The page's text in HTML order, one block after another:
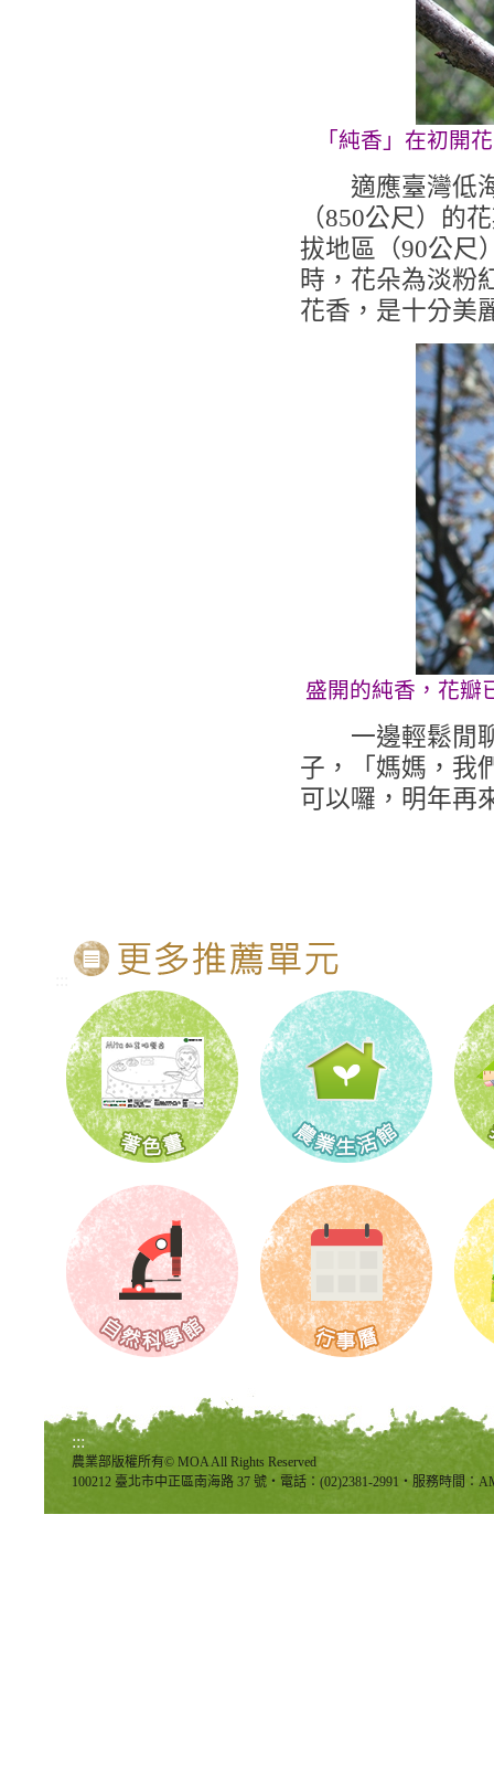
「純香」在初開
適應臺灣低海
（850公尺）的
拔地區（90公尺
時，花朵為淡粉
花香，是十分美
盛開的純香，花瓣
一邊輕鬆閒聊
子，「媽媽，我
可以囉，明年再
:::
農業部版權所有© MOA All Rights Reserved
100212 臺北市中正區南海路 37 號‧電話：(02)2381-2991‧服務時間：